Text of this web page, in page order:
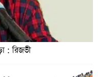
: রিজভী